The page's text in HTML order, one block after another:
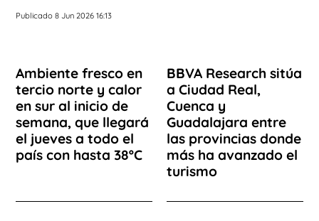
Publicado 8 Jun 2026 16:13
Ambiente fresco en
tercio norte y calor
en sur al inicio de
semana, que llegará
el jueves a todo el
país con hasta 38ºC
BBVA Research sitúa
a Ciudad Real,
Cuenca y
Guadalajara entre
las provincias donde
más ha avanzado el
turismo